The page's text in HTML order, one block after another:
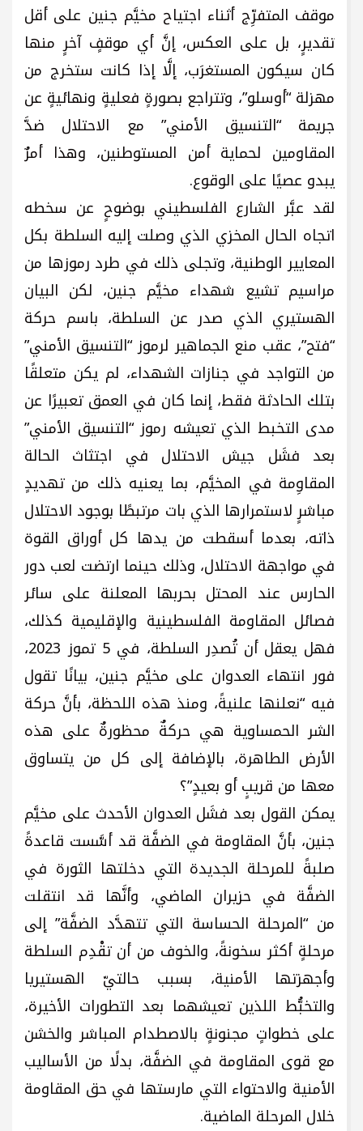
موقف المتفرِّج أثناء اجتياح مخيَّم جنين على أقل
تقديرٍ، بل على العكس، إنَّ أي موقفٍ آخرٍ منها
كان سيكون المستغرَب، إلَّا إذا كانت ستخرج من
مهزلة “أوسلو”، وتتراجع بصورةٍ فعليةٍ ونهائيةٍ عن
جريمة “التنسيق الأمني” مع الاحتلال ضدَّ
المقاومين لحماية أمن المستوطنين، وهذا أمرٌ
يبدو عصيًا على الوقوع.
لقد عبَّر الشارع الفلسطيني بوضوحٍ عن سخطه
اتجاه الحال المخزي الذي وصلت إليه السلطة بكل
المعايير الوطنية، وتجلى ذلك في طرد رموزها من
مراسيم تشيع شهداء مخيَّم جنين، لكن البيان
الهستيري الذي صدر عن السلطة، باسم حركة
“فتح”، عقب منع الجماهير لرموز “التنسيق الأمني”
من التواجد في جنازات الشهداء، لم يكن متعلقًا
بتلك الحادثة فقط، إنما كان في العمق تعبيرًا عن
مدى التخبط الذي تعيشه رموز “التنسيق الأمني”
بعد فشَل جيش الاحتلال في اجتثاث الحالة
المقاوِمة في المخيَّم، بما يعنيه ذلك من تهديدٍ
مباشرٍ لاستمرارها الذي بات مرتبطًا بوجود الاحتلال
ذاته، بعدما أسقطت من يدها كل أوراق القوة
في مواجهة الاحتلال، وذلك حينما ارتضت لعب دور
الحارس عند المحتل بحربها المعلنة على سائر
فصائل المقاومة الفلسطينية والإقليمية كذلك،
فهل يعقل أن تُصدِر السلطة، في 5 تموز 2023،
فور انتهاء العدوان على مخيَّم جنين، بيانًا تقول
فيه “نعلنها علنيةً، ومنذ هذه اللحظة، بأنَّ حركة
الشر الحمساوية هي حركةٌ محظورةٌ على هذه
الأرض الطاهرة، بالإضافة إلى كل من يتساوق
معها من قريبٍ أو بعيدٍ”؟
يمكن القول بعد فشَل العدوان الأحدث على مخيَّم
جنين، بأنَّ المقاومة في الضفَّة قد أسَّست قاعدةً
صلبةً للمرحلة الجديدة التي دخلتها الثورة في
الضفَّة في حزيران الماضي، وأنَّها قد انتقلت
من “المرحلة الحساسة التي تتهدَّد الضفَّة” إلى
مرحلةٍ أكثر سخونةً، والخوف من أن تقْدِم السلطة
وأجهزتها الأمنية، بسبب حالتيّ الهستيريا
والتخبُّط اللذين تعيشهما بعد التطورات الأخيرة،
على خطواتٍ مجنونةٍ بالاصطدام المباشر والخشن
مع قوى المقاومة في الضفَّة، بدلًا من الأساليب
الأمنية والاحتواء التي مارستها في حق المقاومة
خلال المرحلة الماضية.